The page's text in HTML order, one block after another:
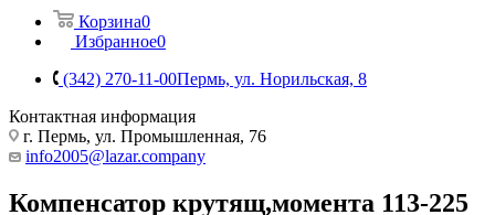
Корзина0
Избранное0
(342) 270-11-00Пермь, ул. Норильская, 8
Контактная информация
г. Пермь, ул. Промышленная, 76
info2005@lazar.company
Компенсатор крутящ,момента 113-225